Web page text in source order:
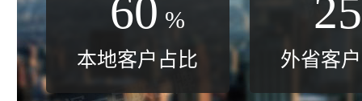
60 %
本地客户占比
25
外省客